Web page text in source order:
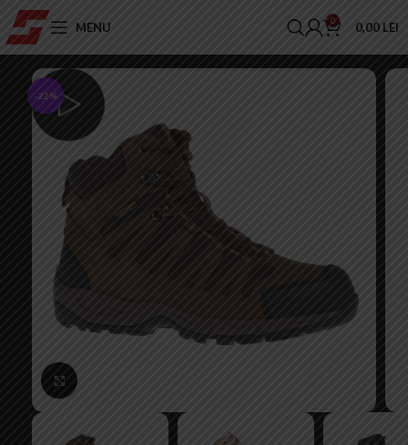
MENU 0 0,00 LEI
-22%